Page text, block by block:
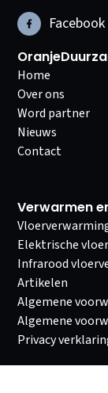
Facebook
Home
Over ons
Word partner
Nieuws
Contact
Verwarmen
Elektrische
Infrarood
Artikelen
Algemene
Algemene
Privacy